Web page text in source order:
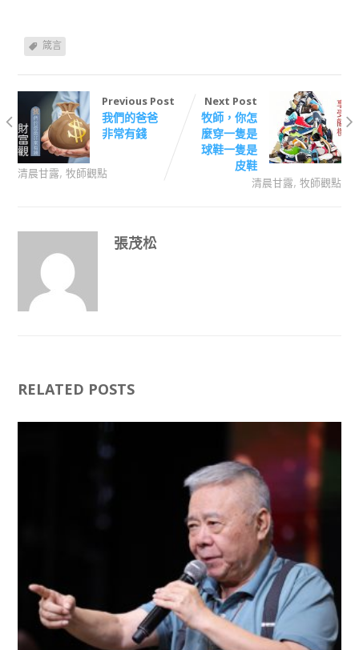
箴言
Previous Post
我們的爸爸
非常有錢
清晨甘露, 牧師觀點
Next Post
牧師，你怎
麼穿一隻是
球鞋一隻是
皮鞋
清晨甘露,牧師觀點
張茂松
RELATED POSTS